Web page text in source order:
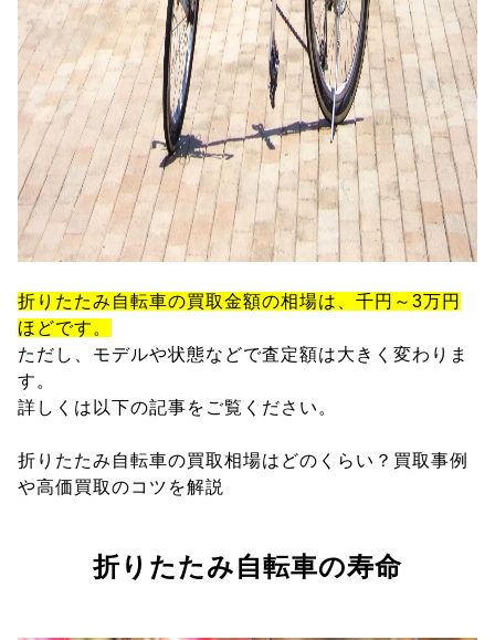
折りたたみ自転車の買取金額の相場は、千円～3万円
ほどです。
ただし、モデルや状態などで査定額は大きく変わりま
す。
詳しくは以下の記事をご覧ください。
折りたたみ自転車の買取相場はどのくらい？買取事例
や高価買取のコツを解説
折りたたみ自転車の寿命